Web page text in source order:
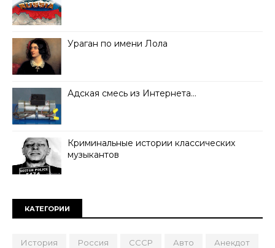
Ураган по имени Лола
Адская смесь из Интернета…
Криминальные истории классических
музыкантов
КАТЕГОРИИ
История Россия СССР Авто Анекдот